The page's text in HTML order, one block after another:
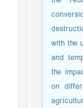
with
and
the
on